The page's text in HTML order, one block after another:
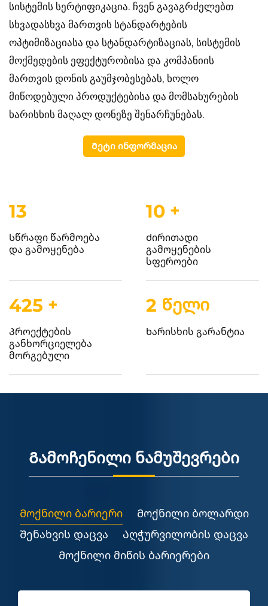
სისტემის სერტიფიკაცია. ჩვენ გავაგრძელებთ
სხვადასხვა მართვის სტანდარტების
ოპტიმიზაციასა და სტანდარტიზაციას, სისტემის
მოქმედების ეფექტურობისა და კომპანიის
მართვის დონის გაუმჯობესებას, ხოლო
მიწოდებული პროდუქტებისა და მომსახურების
ხარისხის მაღალ დონეზე შენარჩუნებას.
Მეტი ინფორმაცია
15
Სწრაფი წარმოება
და გამოყენება
12 +
Ძირითადი
გამოყენების
სფეროები
500 +
Პროექტების
განხორციელება
მორგებული
2 Წელი
Ხარისხის გარანტია
Გამოჩენილი ნამუშევრები
Მოქნილი ბარიერი
Მოქნილი ბოლარდი
Შენახვის დაცვა
Აღჭურვილობის დაცვა
Მოქნილი მიწის ბარიერები